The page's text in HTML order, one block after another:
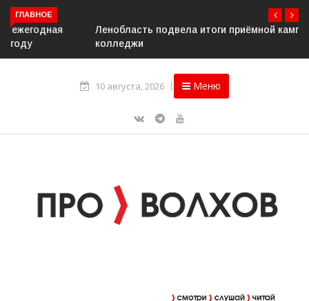
ГЛАВНОЕ
Ленобласть подвела итоги приёмной кампании в вузы и
колледжи
10 августа, 2026 Меню